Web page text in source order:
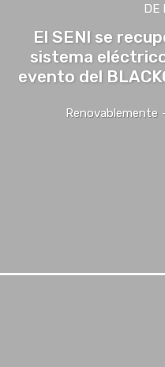
DE
El SENI se
sistema
evento del
Renovablemente